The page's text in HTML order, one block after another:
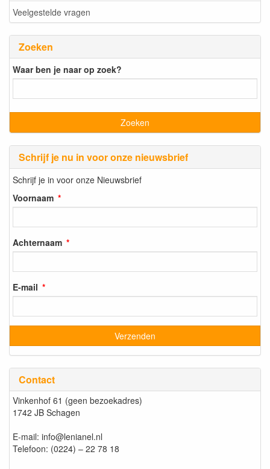
Veelgestelde vragen
Zoeken
Waar ben je naar op zoek?
Schrijf je nu in voor onze nieuwsbrief
Schrijf je in voor onze Nieuwsbrief
Voornaam
Achternaam
E-mail
Contact
Vinkenhof 61 (geen bezoekadres)
1742 JB Schagen
E-mail: info@lenianel.nl
Telefoon: (0224) – 22 78 18